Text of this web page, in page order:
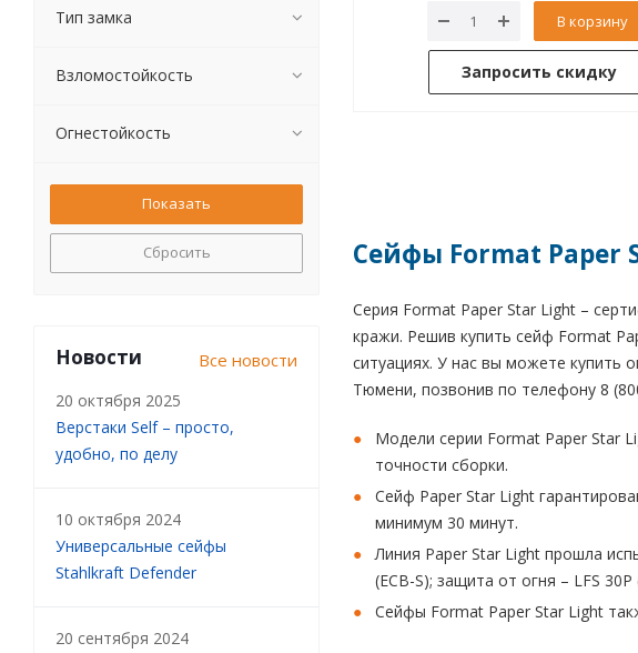
В корзину
Запросить скидку
Сейфы Format Paper
Серия Format Paper Star Light –
кражи. Решив купить сейф Format
ситуациях. У нас вы можете купить
Тюмени, позвонив по телефону 8
Модели серии Format Paper Star
точности сборки.
Сейф Paper Star Light
минимум 30 минут.
Линия Paper Star Light прошла
(ECB-S); защита от огня – LFS 30P
Сейфы Format Paper Star Light
Тип замка
Взломостойкость
Огнестойкость
Сбросить
Новости Все новости
20 октября 2025
Верстаки Self – просто,
удобно, по делу
10 октября 2024
Универсальные сейфы
Stahlkraft Defender
20 сентября 2024